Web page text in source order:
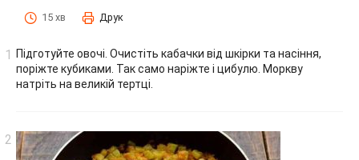
15 хв Друк
Підготуйте овочі. Очистіть кабачки від шкірки та насіння,
поріжте кубиками. Так само наріжте і цибулю. Моркву
натріть на великій тертці.